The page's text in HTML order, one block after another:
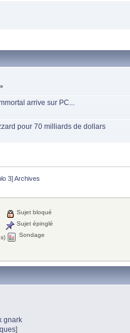
»
arrive sur PC...
pour 70 milliards de dollars
3] Archives
Sujet bloqué
Sujet épinglé
Sondage
gnark
]